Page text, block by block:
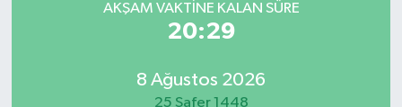
AKŞAM VAKTINE KALAN SÜRE
20:29
8 Ağustos 2026
25 Safer 1448
Son Dakika Haberleri